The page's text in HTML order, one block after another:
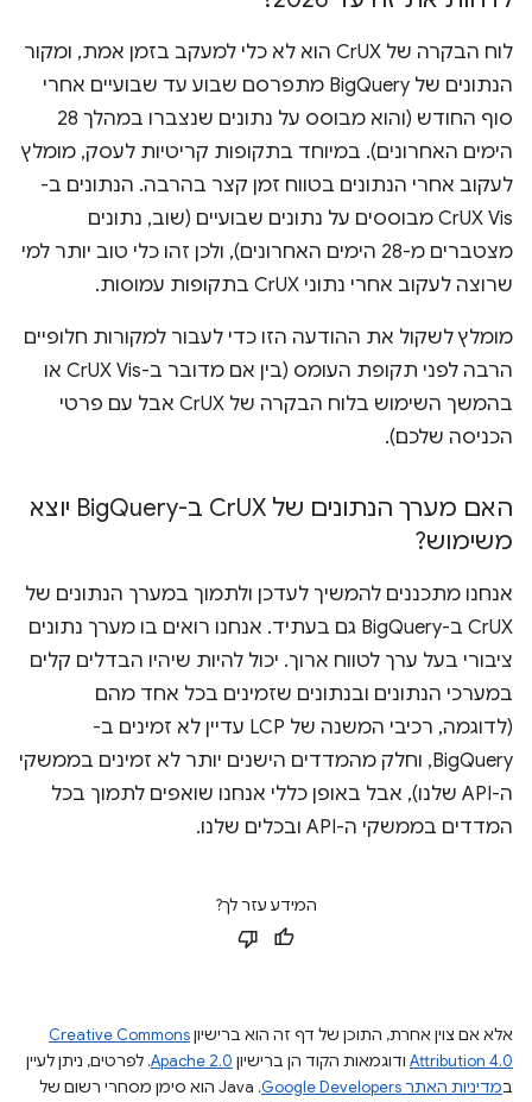
לוח הבקרה של CrUX הוא לא כלי למעקב בזמן אמת, ומקור
הנתונים של BigQuery מתפרסם שבוע עד שבועיים אחרי
סוף החודש (והוא מבוסס על נתונים שנצברו במהלך 28
הימים האחרונים). במיוחד בתקופות קריטיות לעסק, מומלץ
לעקוב אחרי הנתונים בטווח זמן קצר בהרבה. הנתונים ב-
CrUX Vis מבוססים על נתונים שבועיים (שוב, נתונים
מצטברים מ-28 הימים האחרונים), ולכן זהו כלי טוב יותר למי
שרוצה לעקוב אחרי נתוני CrUX בתקופות עמוסות.
מומלץ לשקול את ההודעה הזו כדי לעבור למקורות חלופיים
הרבה לפני תקופת העומס (בין אם מדובר ב-CrUX Vis או
בהמשך השימוש בלוח הבקרה של CrUX אבל עם פרטי
הכניסה שלכם).
האם מערך הנתונים של Cr UX ב-Big
Query יוצא
משימוש?
אנחנו מתכננים להמשיך לעדכן ולתמוך במערך הנתונים של
CrUX ב-BigQuery גם בעתיד. אנחנו רואים בו מערך נתונים
ציבורי בעל ערך לטווח ארוך. יכול להיות שיהיו הבדלים קלים
במערכי הנתונים ובנתונים שזמינים בכל אחד מהם
(לדוגמה, רכיבי המשנה של LCP עדיין לא זמינים ב-
BigQuery, וחלק מהמדדים הישנים יותר לא זמינים בממשקי
ה-API שלנו), אבל באופן כללי אנחנו שואפים לתמוך בכל
המדדים בממשקי ה-API ובכלים שלנו.
המידע עזר לך?
אלא אם צוין אחרת, התוכן של דף זה הוא ברישיוןCreative Commons
Attribution 4.0 ודוגמאות הקוד הן ברישיון Apache 2.0. לפרטים, ניתן לעיין
במדיניות האתר Google Developers‏
.‏ Java הוא סימן מסחרי רשום של